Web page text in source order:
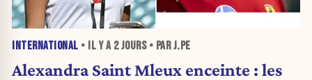
INTERNATIONAL • IL Y A 2 JOURS• PAR J.PE
Alexandra Saint Mleux enceinte : les